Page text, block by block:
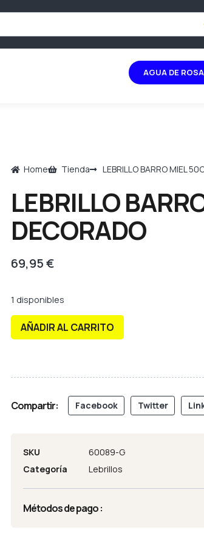
AGUA DE ROSA
Home Tienda LEBRILLO BARRO MIEL
LEBRILLO
DECORADO
69,95€
1 disponibles
AÑADIR AL CARRITO
Compartir: Facebook Twitter
SKU
60089-G
Categoría
Lebrillos
Métodos de pago :